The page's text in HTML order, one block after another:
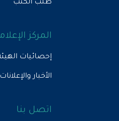
طلب الكتب
المركز الإعلامي
إحصائيات الهيئة
الأخبار والإعلانات
اتصل بنا